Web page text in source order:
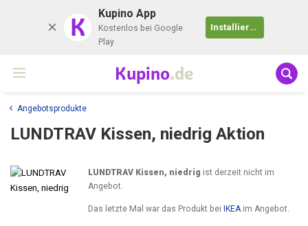
K Kupino App
Kostenlos bei Google
Play
Installieren
Kupino.de
Angebotsprodukte
LUNDTRAV Kissen, niedrig Aktion
LUNDTRAV Kissen, niedrig ist derzeit nicht im
Angebot.
Das letzte Mal war das Produkt bei IKEAim Angebot.